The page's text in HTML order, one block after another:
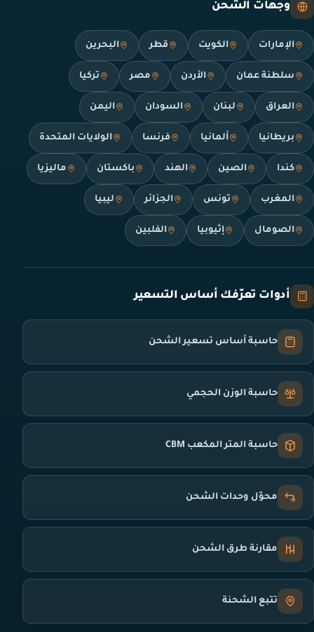
وجهات الشحن
الإمارات الكويت قطر البحرين
سلطنة عمان الأردن مصر تركيا
العراق لبنان السودان اليمن
بريطانيا ألمانيا فرنسا الولايات المتحدة
كندا الصين الهند باكستان ماليزيا
المغرب تونس الجزائر ليبيا
الصومال إثيوبيا الفلبين
أدوات تعرّفك أساس التسعير
حاسبة أساس تسعير الشحن
حاسبة الوزن الحجمي
حاسبة المتر المكعب CBM
محوّل وحدات الشحن
مقارنة طرق الشحن
تتبع الشحنة